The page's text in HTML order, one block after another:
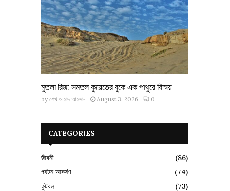
মুতলা রিজ: সমতল কুয়েতের বুকে এক পাথুরে বিস্ময়
by শেখ আহাদ আহসান August 3, 2026 0
CATEGORIES
জীবনী
(86)
পর্যটন আকর্ষণ
(74)
ফুটবল
(73)